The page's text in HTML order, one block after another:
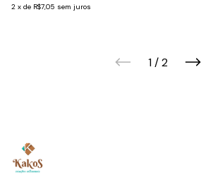
2 x de R$7,05 sem juros
1/2